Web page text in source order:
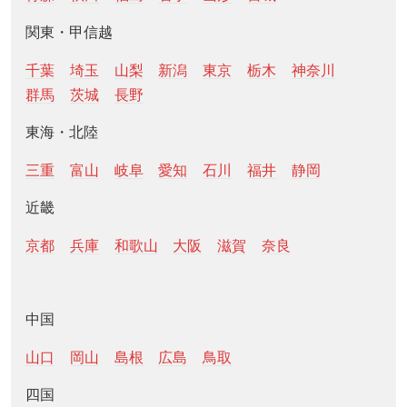
関東・甲信越
千葉 埼玉 山梨 新潟 東京 栃木
神奈川
群馬
茨城 長野
東海・北陸
三重 富山 岐阜 愛知 石川 福井 静岡
近畿
京都 兵庫 和歌山 大阪 滋賀 奈良
中国
山口 岡山 島根 広島 鳥取
四国